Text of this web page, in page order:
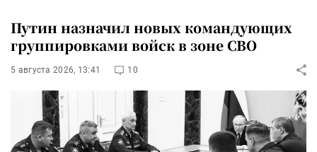
Путин назначил новых командующих
группировками войск в зоне СВО
5 августа 2026, 13:41 10